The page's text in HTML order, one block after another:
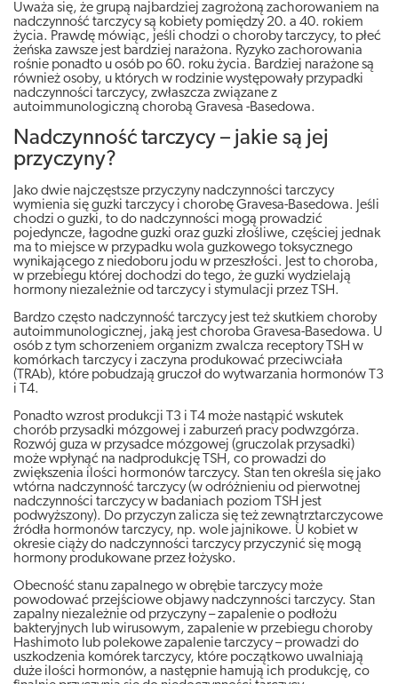
Uważa się, że grupą najbardziej zagrożoną zachorowaniem na
nadczynność tarczycy są kobiety pomiędzy 20. a 40. rokiem
życia. Prawdę mówiąc, jeśli chodzi o choroby tarczycy, to płeć
żeńska zawsze jest bardziej narażona. Ryzyko zachorowania
rośnie ponadto u osób po 60. roku życia. Bardziej narażone są
również osoby, u których w rodzinie występowały przypadki
nadczynności tarczycy, zwłaszcza związane z
autoimmunologiczną chorobą Gravesa -Basedowa.
Nadczynność tarczycy – jakie są jej
przyczyny?
Jako dwie najczęstsze przyczyny nadczynności tarczycy
wymienia się guzki tarczycy i chorobę Gravesa-Basedowa. Jeśli
chodzi o guzki, to do nadczynności mogą prowadzić
pojedyncze, łagodne guzki oraz guzki złośliwe, częściej jednak
ma to miejsce w przypadku wola guzkowego toksycznego
wynikającego z niedoboru jodu w przeszłości. Jest to choroba,
w przebiegu której dochodzi do tego, że guzki wydzielają
hormony niezależnie od tarczycy i stymulacji przez TSH.
Bardzo często nadczynność tarczycy jest też skutkiem choroby
autoimmunologicznej, jaką jest choroba Gravesa-Basedowa. U
osób z tym schorzeniem organizm zwalcza receptory TSH w
komórkach tarczycy i zaczyna produkować przeciwciała
(TRAb), które pobudzają gruczoł do wytwarzania hormonów T3
i T4.
Ponadto wzrost produkcji T3 i T4 może nastąpić wskutek
chorób przysadki mózgowej i zaburzeń pracy podwzgórza.
Rozwój guza w przysadce mózgowej (gruczolak przysadki)
może wpłynąć na nadprodukcję TSH, co prowadzi do
zwiększenia ilości hormonów tarczycy. Stan ten określa się jako
wtórna nadczynność tarczycy (w odróżnieniu od pierwotnej
nadczynności tarczycy w badaniach poziom TSH jest
podwyższony). Do przyczyn zalicza się też zewnątrztarczycowe
źródła hormonów tarczycy, np. wole jajnikowe. U kobiet w
okresie ciąży do nadczynności tarczycy przyczynić się mogą
hormony produkowane przez łożysko.
Obecność stanu zapalnego w obrębie tarczycy może
powodować przejściowe objawy nadczynności tarczycy. Stan
zapalny niezależnie od przyczyny – zapalenie o podłożu
bakteryjnych lub wirusowym, zapalenie w przebiegu choroby
Hashimoto lub polekowe zapalenie tarczycy – prowadzi do
uszkodzenia komórek tarczycy, które początkowo uwalniają
duże ilości hormonów, a następnie hamują ich produkcję, co